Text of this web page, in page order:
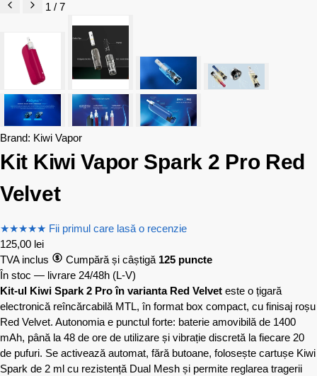
1 / 7
Brand: Kiwi Vapor
Kit Kiwi Vapor Spark 2 Pro Red
Velvet
★★★★★ Fii primul care lasă o recenzie
125,00 lei
TVA inclus
Cumpără și câștigă 125 puncte
În stoc — livrare 24/48h (L-V)
Kit-ul Kiwi Spark 2 Pro în varianta Red Velvet este o țigară
electronică reîncărcabilă MTL, în format box compact, cu finisaj roșu
Red Velvet. Autonomia e punctul forte: baterie amovibilă de 1400
mAh, până la 48 de ore de utilizare și vibrație discretă la fiecare 20
de pufuri. Se activează automat, fără butoane, folosește cartușe Kiwi
Spark de 2 ml cu rezistență Dual Mesh și permite reglarea tragerii